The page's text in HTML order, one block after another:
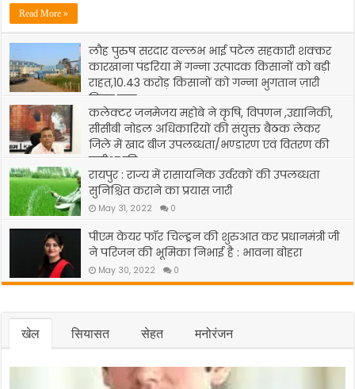
Read More »
लौह पुरुष सरदार वल्लभ भाई पटेल सहकारी शक्कर
कारखाना पंडरिया में गन्ना उत्पादक किसानों को बड़ी
राहत,10.43 करोड़ किसानों को गन्ना भुगतान ज़ारी
किया गया
August 28, 2022 0
कलेक्टर जनमेजय महोबे ने कृषि, विपणन ,उद्यानिकी,
सीसीबी नोडल अधिकारियों की संयुक्त बैठक लेकर
जिले में खाद बीज उपलब्धता/भण्डारण एवं वितरण की
समीक्षा की
July 6, 2022 0
रायपुर : राज्य में रासायनिक उर्वरकों की उपलब्धता
सुनिश्चित कराने का प्रयास जारी
May 31, 2022 0
पीएम केयर फॉर चिल्ड्रन की शुरुआत कर प्रधानमंत्री जी
ने परिजन की भूमिका निभाई है : भावना बोहरा
May 30, 2022 0
खेल सियासत सेहत मनोरंजन